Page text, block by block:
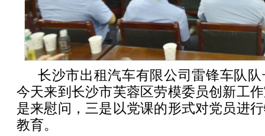
长沙市出租汽车有限公司雷锋车队
今天来到长沙市芙蓉区劳模委员创新工
是来慰问，三是以党课的形式对党员进
教育。